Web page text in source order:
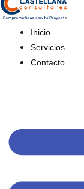
Inicio
Servicios
Contacto